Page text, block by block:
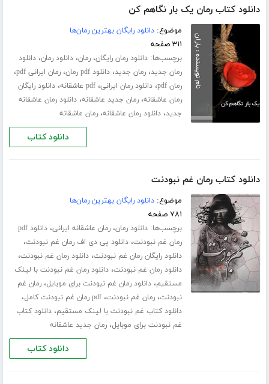
دانلود کتاب رمان یک بار نگاهم کن
موضوع:دانلود رایگان بهترین رمان‌ها
۳۱۱ صفحه
برچسب‌ها:دانلود رمان رایگان،رمان،دانلود رمان،دانلود
رمان جدید،رمان جدید،دانلود pdf رمان ،رمان ایرانی pdf ،
رمان pdf ،دانلود رمان ایرانی،pdf عاشقانه ،دانلود رایگان
رمان عاشقانه،رمان جدید عاشقانه،دانلود رمان عاشقانه
جدید،دانلود رمان عاشقانه،رمان عاشقانه
دانلود کتاب
دانلود کتاب رمان غم نبودنت
موضوع:دانلود رایگان بهترین رمان‌ها
۷۸۱ صفحه
برچسب‌ها:دانلود رمان،رمان عاشقانه ایرانی،
دانلود pdf
رمان غم نبودنت،دانلود پی دی اف رمان غم نبودنت،
دانلود رایگان رمان غم نبودنت،دانلود رمان غم نبودنت،
دانلود رمان غم نبودنت،دانلود رمان غم نبودنت با لینک
مستقیم،دانلود رمان غم نبودنت برای موبایل،رمان غم
نبودنت،رمان غم نبودنت،pdf رمان غم نبودنت کامل ،
دانلود کتاب غم نبودنت با لینک مستقیم،دانلود کتاب
غم نبودنت برای موبایل،رمان جدید عاشقانه
دانلود کتاب